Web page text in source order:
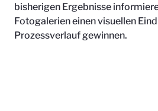
bisherigen Ergebnisse
Fotogalerien einen visuellen
Prozessverlauf gewinnen.